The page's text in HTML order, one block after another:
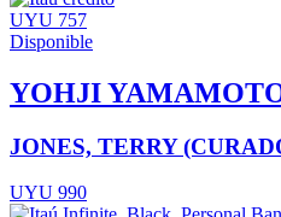
UYU 757
Disponible
YOHJI
JONES, TERRY
UYU 990